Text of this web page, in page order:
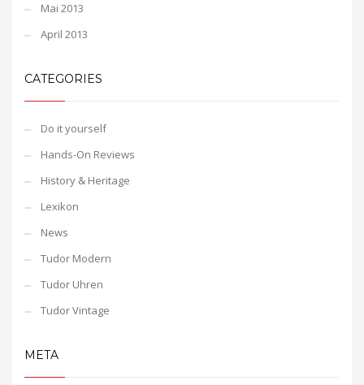
Mai 2013
April 2013
CATEGORIES
Do it yourself
Hands-On Reviews
History & Heritage
Lexikon
News
Tudor Modern
Tudor Uhren
Tudor Vintage
META